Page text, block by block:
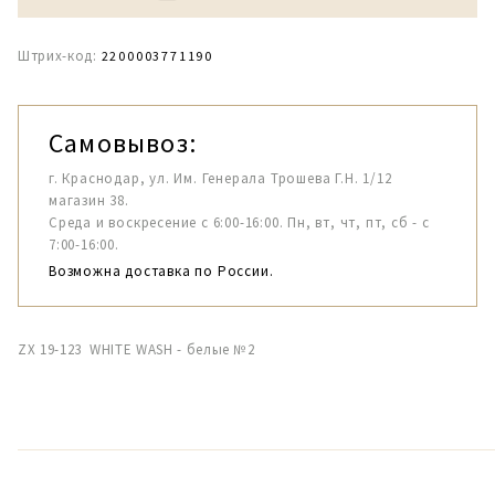
Штрих-код: 2200003771190
Самовывоз:
г. Краснодар, ул. Им. Генерала Трошева Г.Н. 1/12
магазин 38.
Среда и воскресение с 6:00-16:00. Пн, вт, чт, пт, сб - с
7:00-16:00.
Возможна доставка по России.
ZX 19-123 WHITE WASH - белые №2